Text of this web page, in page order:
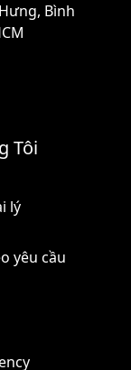
Bình
Tôi
lý
yêu cầu